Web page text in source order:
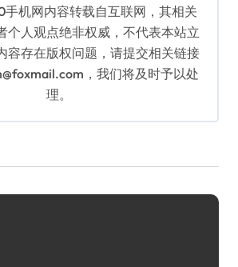
手机网内容转载自互联网，其相关
个人观点绝非权威，不代表本站立
容存在版权问题，请提交相关链接
，我们将及时予以处
理。